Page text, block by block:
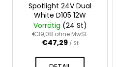
Spotlight 24V Dual
White D105 12W
Vorrätig (24 St)
€39,08 ohne MwSt.
€47,29 / St